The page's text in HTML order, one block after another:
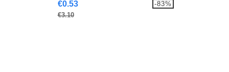
€0.53
€3.10
-83%